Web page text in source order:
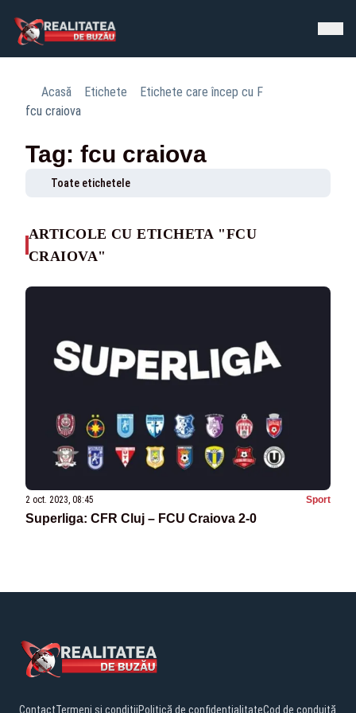
Acasă Etichete
Etichete care încep cu F
fcu craiova
Tag: fcu craiova
Toate etichetele
ARTICOLE CU ETICHETA "FCU
CRAIOVA"
2 oct. 2023, 08:45 Sport
Superliga: CFR Cluj – FCU Craiova 2-0
ContactTermeni și condițiiPolitică de confidențialitateCod de conduită